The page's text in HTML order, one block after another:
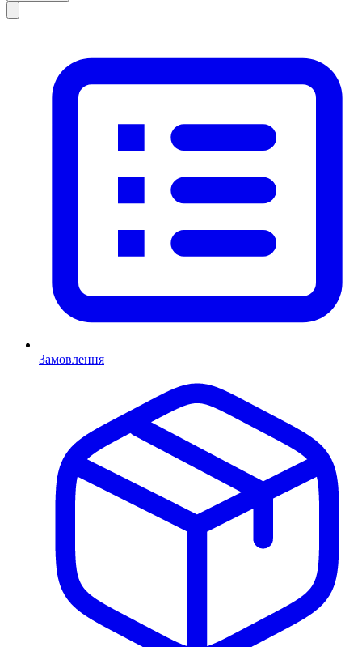
Замовлення